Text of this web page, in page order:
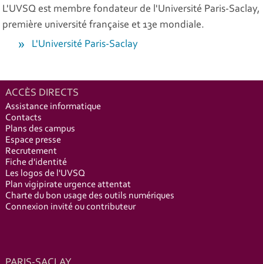
L'UVSQ est membre fondateur de l'Université Paris-Saclay,
première université française et 13e mondiale.
L'Université Paris-Saclay
ACCÈS DIRECTS
Assistance informatique
Contacts
Plans des campus
Espace presse
Recrutement
Fiche d'identité
Les logos de l'UVSQ
Plan vigipirate urgence attentat
Charte du bon usage des outils numériques
Connexion invité ou contributeur